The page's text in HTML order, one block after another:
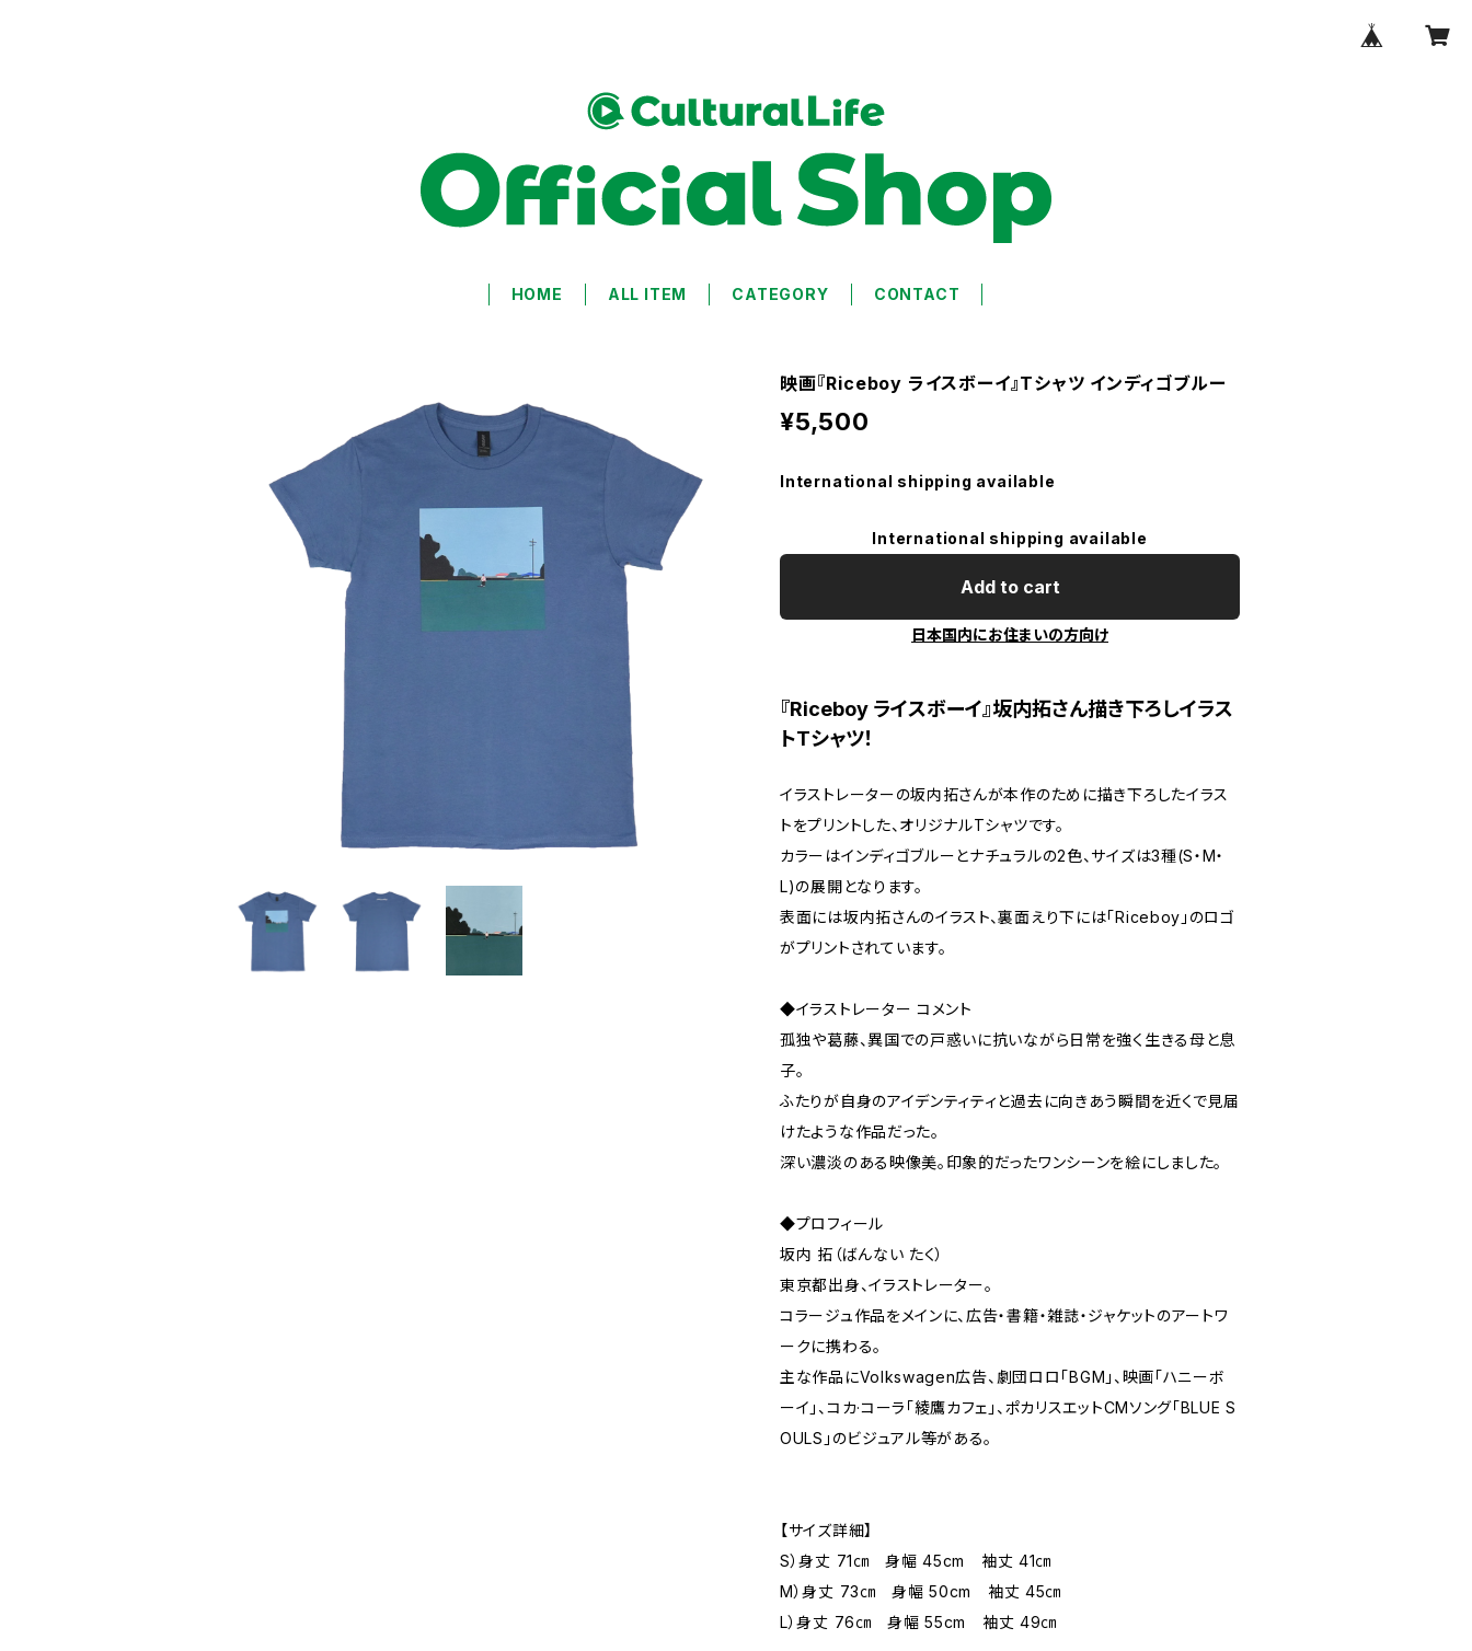
HOME ALL ITEM CATEGORY CONTACT
映画『Riceboy ライスボーイ』Tシャツ インディゴブルー
¥5,500
International shipping available
International shipping available
Add to cart
日本国内にお住まいの方向け
『Riceboy ライスボーイ』坂内拓さん描き下ろしイラス
トTシャツ！
イラストレーターの坂内拓さんが本作のために描き下ろしたイラス
トをプリントした、オリジナルTシャツです。
カラーはインディゴブルーとナチュラルの2色、サイズは3種(S・M・
L)の展開となります。
表面には坂内拓さんのイラスト、裏面えり下には「Riceboy」のロゴ
がプリントされています。
◆イラストレーター コメント
孤独や葛藤、異国での戸惑いに抗いながら日常を強く生きる母と息
子。
ふたりが自身のアイデンティティと過去に向きあう瞬間を近くで見届
けたような作品だった。
深い濃淡のある映像美。印象的だったワンシーンを絵にしました。
◆プロフィール
坂内 拓（ばんない たく）
東京都出身、イラストレーター。
コラージュ作品をメインに、広告・書籍・雑誌・ジャケットのアートワ
ークに携わる。
主な作品にVolkswagen広告、劇団ロロ「BGM」、映画「ハニーボ
ーイ」、コカ·コーラ「綾鷹カフェ」、ポカリスエットCMソング「BLUE S
OULS」のビジュアル等がある。
【サイズ詳細】
S）身丈 71㎝ 身幅 45cm 袖丈 41㎝
M）身丈 73㎝ 身幅 50cm 袖丈 45㎝
L）身丈 76㎝ 身幅 55cm 袖丈 49㎝